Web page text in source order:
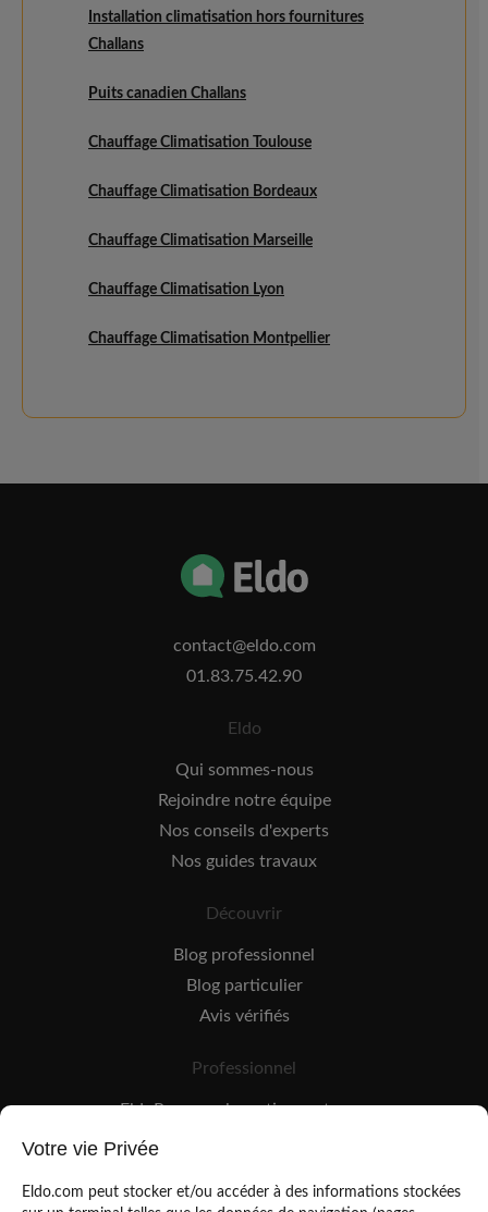
Installation climatisation hors fournitures
Challans
Puits canadien Challans
Chauffage Climatisation Toulouse
Chauffage Climatisation Bordeaux
Chauffage Climatisation Marseille
Chauffage Climatisation Lyon
Chauffage Climatisation Montpellier
contact@eldo.com
01.83.75.42.90
Eldo
Qui sommes-nous
Rejoindre notre équipe
Nos conseils d'experts
Nos guides travaux
Découvrir
Blog professionnel
Blog particulier
Avis vérifiés
Professionnel
EldoPro pour les artisans et pros
EldoNetwork pour les réseaux, marques et industriels
Votre vie Privée
Eldo.com peut stocker et/ou accéder à des informations stockées